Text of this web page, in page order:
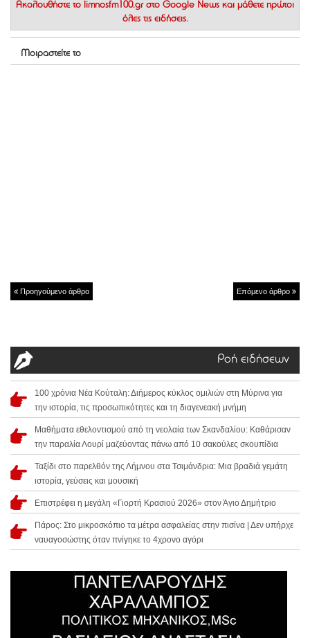
Ακολουθήστε το limnosfm100.gr στο Google News και μάθετε πρώτοι
όλες τις ειδήσεις.
Μοιραστείτε το
Προηγούμενο άρθρο Επόμενο άρθρο
Ροή ειδήσεων
100 χρόνια Νέα Κούταλη: Διήμερος κύκλος ομιλιών στη Μύρινα για
την ιστορία, τις προσωπικότητες και τη διαγενεακή μνήμη
Μαθήματα εθελοντισμού από τη νεολαία των Σκανδαλίου: Καθάρισαν
την παραλία Λουρί μαζεύοντας πάνω από 10 σακούλες σκουπίδια
Ταξίδι στο παρελθόν της Λήμνου στα Τσιμάνδρια: Μια βραδιά γεμάτη
ιστορία, γεύσεις και μουσική
Επιστρέφει η μεγάλη «Γιορτή Κρασιού 2026» στον Άγιο Δημήτριο
Πάρος: Στο μικροσκόπιο τα μέτρα ασφαλείας στην πισίνα | Δεν υπήρχε
ναυαγοσώστης όταν πνίγηκε το 4χρονο αγόρι